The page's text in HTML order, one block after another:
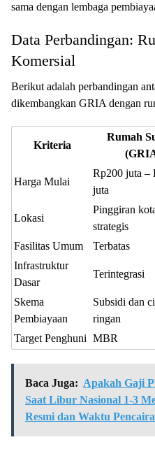
sama dengan lembaga
Data Perbandingan:
Komersial
Berikut adalah perbandingan
dikembangkan GRIA dengan
Kriteria
Rumah
Harga Mulai
Rp200 juta –
juta
Lokasi
Pinggiran
strategis
Fasilitas Umum Terbatas
Infrastruktur
Dasar
Terintegrasi
Skema
Pembiayaan
Subsidi dan
ringan
Target Penghuni MBR
Baca Juga: Apakah Gaji
Saat Libur Nasional 1-3
Resmi dan Waktu